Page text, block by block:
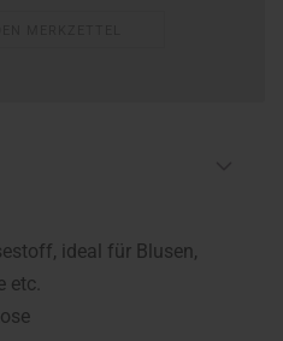
ideal für Blusen,
etc.